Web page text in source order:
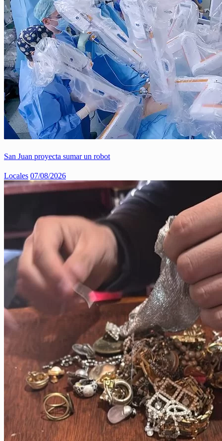
San Juan proyecta sumar un robot
Locales 07/08/2026